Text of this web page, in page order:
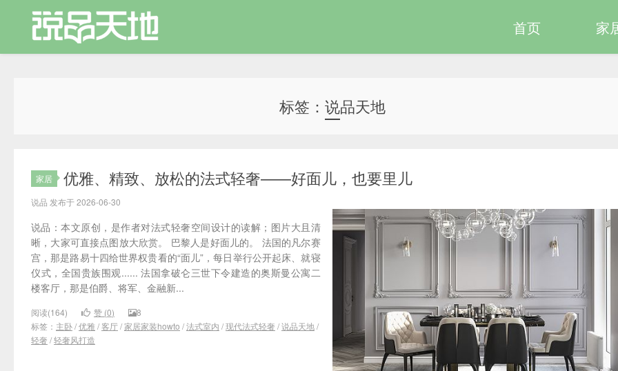
首页 家
标签：说品天地
家居 优雅、精致、放松的法式轻奢——好面儿，也要里儿
说品 发布于 2026-06-30
说品：本文原创，是作者对法式轻奢空间设计的读解；图片大且清
晰，大家可直接点图放大欣赏。 巴黎人是好面儿的。 法国的凡尔赛
宫，那是路易十四给世界权贵看的“面儿”，每日举行公开起床、就寝
仪式，全国贵族围观...... 法国拿破仑三世下令建造的奥斯曼公寓二
楼客厅，那是伯爵、将军、金融新...
阅读(164) 赞 (0)
8
标签： 主卧/优雅/客厅/家居家装howto /法式室内 /现代法式轻奢 /说品天地/
轻奢 /轻奢风打造